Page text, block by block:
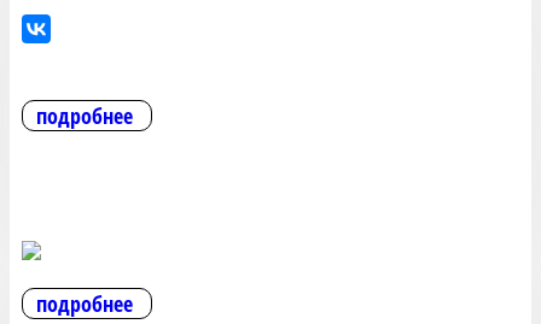
подробнее
подробнее